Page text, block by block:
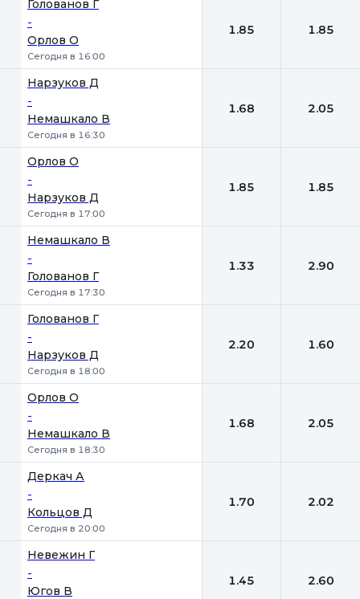
Голованов Г
-
Орлов О
Сегодня в 16:00
1.85 1.85
Нарзуков Д
-
Немашкало В
Сегодня в 16:30
1.68 2.05
Орлов О
-
Нарзуков Д
Сегодня в 17:00
1.85 1.85
Немашкало В
-
Голованов Г
Сегодня в 17:30
1.33 2.90
Голованов Г
-
Нарзуков Д
Сегодня в 18:00
2.20 1.60
Орлов О
-
Немашкало В
Сегодня в 18:30
1.68 2.05
Деркач А
-
Кольцов Д
Сегодня в 20:00
1.70 2.02
Невежин Г
-
Югов В
1.45 2.60